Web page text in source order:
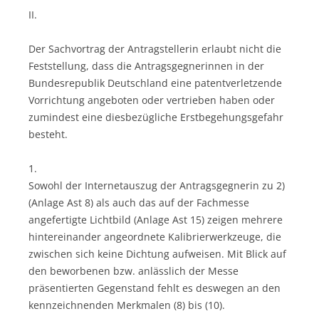
II.
Der Sachvortrag der Antragstellerin erlaubt nicht die
Feststellung, dass die Antragsgegnerinnen in der
Bundesrepublik Deutschland eine patentverletzende
Vorrichtung angeboten oder vertrieben haben oder
zumindest eine diesbezügliche Erstbegehungsgefahr
besteht.
1.
Sowohl der Internetauszug der Antragsgegnerin zu 2)
(Anlage Ast 8) als auch das auf der Fachmesse
angefertigte Lichtbild (Anlage Ast 15) zeigen mehrere
hintereinander angeordnete Kalibrierwerkzeuge, die
zwischen sich keine Dichtung aufweisen. Mit Blick auf
den beworbenen bzw. anlässlich der Messe
präsentierten Gegenstand fehlt es deswegen an den
kennzeichnenden Merkmalen (8) bis (10).